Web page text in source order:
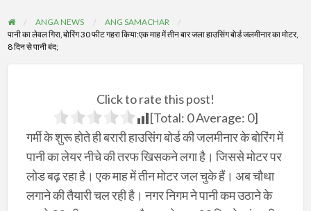
ANGA NEWS
ANG SAMACHAR
पानी का लेवल गिरा, बोरिंग 30 फीट गहरा किया:एक माह में तीन बार जला हाउसिंग बाेर्ड जलमीनार का मोटर,
8 दिन से पानी बंद;
Click to rate this post!
[Total: 0Average: 0]
गर्मी के शुरू होते ही बरारी हाउसिंग बोर्ड की जलमीनार के बाेरिंग में
पानी का लेयर नीचे की तरफ खिसकने लगा है। जिससे मोटर पर
लोड बढ़ रहा है। एक माह में तीन माेटर जल चुके हैं। अब चाैथा
लगाने की तैयारी चल रही है। नगर निगम ने पानी कम उठाने के